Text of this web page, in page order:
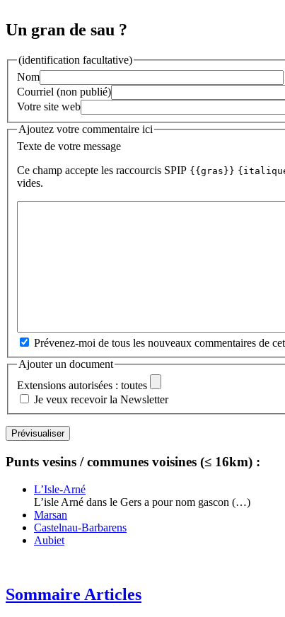
Un gran de sau ?
(identification facultative)
Nom
Courriel (non publié)
Votre site web
Ajoutez votre commentaire ici
Texte de votre message
Ce champ accepte les raccourcis SPIP {{gras}}
vides.
Prévenez-moi de tous les nouveaux commentaires de
Ajouter un document
Extensions autorisées : toutes
Je veux recevoir la Newsletter
Punts vesins / communes voisines (≤ 16km) :
L’Isle-Arné
L’isle Arné dans le Gers a pour nom gascon (…)
Marsan
Castelnau-Barbarens
Aubiet
Sommaire Articles